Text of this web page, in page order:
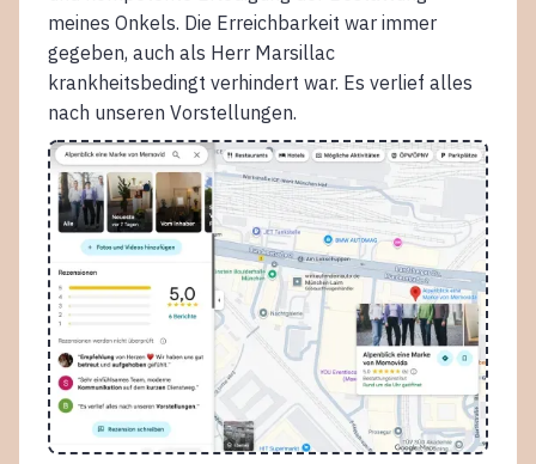
meines Onkels. Die Erreichbarkeit war immer
gegeben, auch als Herr Marsillac
krankheitsbedingt verhindert war. Es verlief alles
nach unseren Vorstellungen.